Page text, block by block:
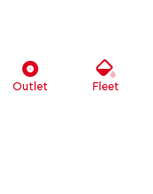
Outlet Fleet